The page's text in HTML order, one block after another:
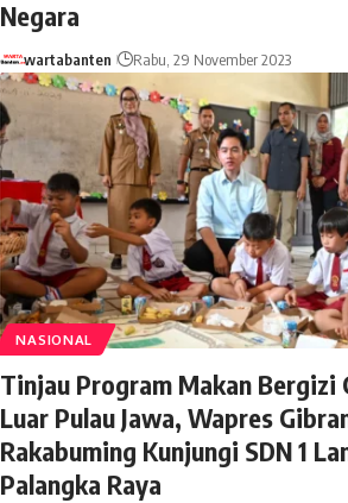
Negara
wartabanten Rabu, 29 November 2023
NASIONAL
Tinjau Program Makan Bergizi
Luar Pulau Jawa, Wapres
Rakabuming Kunjungi SDN 1
Palangka Raya